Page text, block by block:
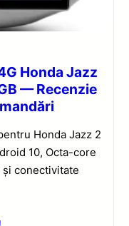
Honda Jazz
— Recenzie
Honda Jazz 2
10, Octa-core
și conectivitate